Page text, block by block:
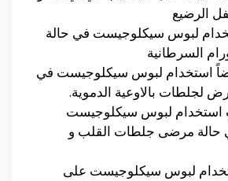
الرضيع
لبوس سيكلوجيست في حالة
السرطانية
استخدام لبوس سيكلوجيست في
لجلطات بالاوعية الدموية.
استخدام لبوس سيكلوجيست
حالة مرضى جلطات القلب و
لبوس سيكلوجيست على